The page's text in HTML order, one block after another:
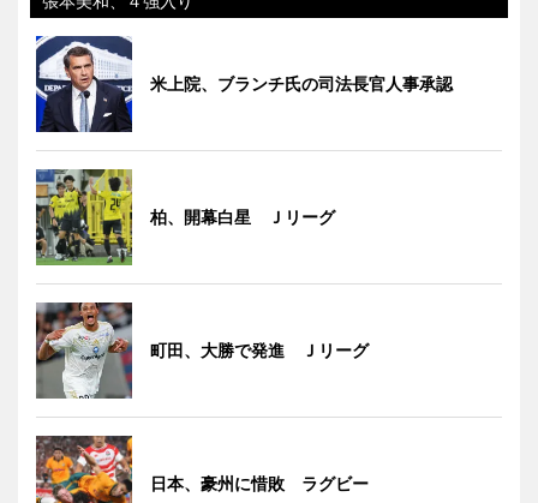
米上院、ブランチ氏の司法長官人事承認
柏、開幕白星 Ｊリーグ
町田、大勝で発進 Ｊリーグ
日本、豪州に惜敗 ラグビー